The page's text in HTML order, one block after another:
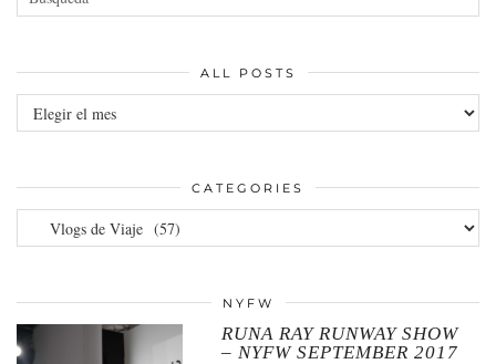
ALL POSTS
All
posts
CATEGORIES
Categories
NYFW
RUNA RAY RUNWAY SHOW
– NYFW SEPTEMBER 2017